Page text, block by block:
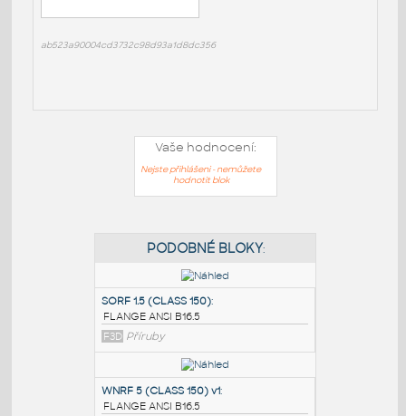
ab523a90004cd3732c98d93a1d8dc356
Vaše hodnocení:
Nejste přihlášeni - nemůžete
hodnotit blok
PODOBNÉ BLOKY